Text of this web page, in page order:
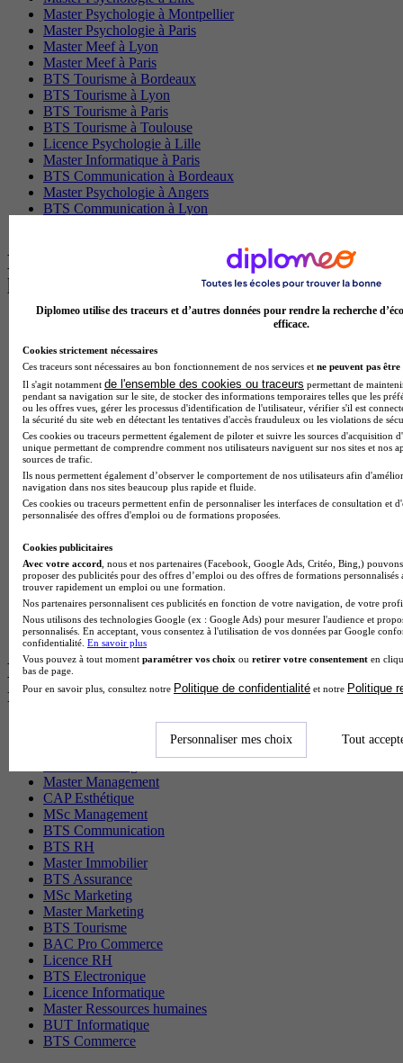
Master Psychologie à Montpellier
Master Psychologie à Paris
Master Meef à Lyon
Master Meef à Paris
BTS Tourisme à Bordeaux
BTS Tourisme à Lyon
BTS Tourisme à Paris
BTS Tourisme à Toulouse
Licence Psychologie à Lille
Master Informatique à Paris
BTS Communication à Bordeaux
Master Psychologie à Angers
BTS Communication à Lyon
Les intitulés de diplôme par alternance
les plus recherchés
BTS Mco en alternance
BTS Pi en alternance
BTS Sp3s en alternance
Master CCA en alternance
BTS Ndrc en alternance
BTS Sam en alternance
Cap Fleuriste en alternance
BTS Sio en alternance
MSc Marketing Digital en alternance
BTS Gpme en alternance
Cap Electricien en alternance
BTS Domotique en alternance
BAC Pro Agora en alternance
BTS Sta en alternance
BTS Iris en alternance
BTS Tpl en alternance
BTS Ati en alternance
Les diplômes par filière les plus
recherchés
Master Management
CAP Esthétique
MSc Management
BTS Communication
BTS RH
Master Immobilier
BTS Assurance
MSc Marketing
Master Marketing
BTS Tourisme
BAC Pro Commerce
Licence RH
BTS Electronique
Licence Informatique
Master Ressources humaines
BUT Informatique
BTS Commerce
Diplomeo utilise des traceurs et d’autres données pour rendre la recherche
efficace.
Cookies strictement nécessaires
Ces traceurs sont nécessaires au bon fonctionnement de nos services et ne peuvent pas être
Il s'agit notamment de l'ensemble des cookies ou traceurs permettant de
pendant sa navigation sur le site, de stocker des informations temporaires telles que les
ou les offres vues, gérer les processus d'identification de l'utilisateur, vérifier s'il est
la sécurité du site web en détectant les tentatives d'accès frauduleux ou les violations de
Ces cookies ou traceurs permettent également de piloter et suivre les sources d'acquisition
unique permettant de comprendre comment nos utilisateurs naviguent sur nos sites et nos
sources de trafic.
Ils nous permettent également d’observer le comportement de nos utilisateurs afin
navigation dans nos sites beaucoup plus rapide et fluide.
Ces cookies ou traceurs permettent enfin de personnaliser les interfaces de consultation et
personnalisée des offres d'emploi ou de formations proposées.
Cookies publicitaires
Avec votre accord , nous et nos partenaires (Facebook, Google Ads, Critéo, Bing,)
proposer des publicités pour des offres d’emploi ou des offres de formations
trouver rapidement un emploi ou une formation.
Nos partenaires personnalisent ces publicités en fonction de votre navigation, de votre
Nous utilisons des technologies Google (ex : Google Ads) pour mesurer l'audience et
personnalisés. En acceptant, vous consentez à l'utilisation de vos données par Google
confidentialité. En savoir plus
Vous pouvez à tout moment paramétrer vos choix ou retirer votre consentement en
bas de page.
Pour en savoir plus, consultez notre Politique de confidentialité et notre Politique
Personnaliser mes choix Tout